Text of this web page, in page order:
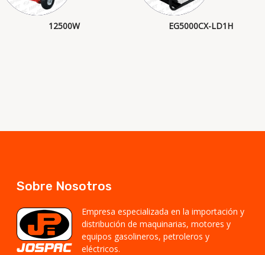
12500W EG5000CX-LD1H
Sobre Nosotros
Empresa especializada en la importación y
distribución de maquinarias, motores y
equipos gasolineros, petroleros y
eléctricos.